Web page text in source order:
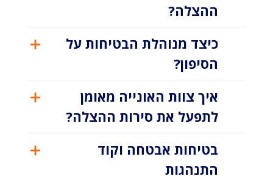
ההצלה?
כיצד מנוהלת הבטיחות על
הסיפון?
איך צוות האונייה מאומן
לתפעל את סירות ההצלה?
בטיחות אבטחה וקוד
התנהגות